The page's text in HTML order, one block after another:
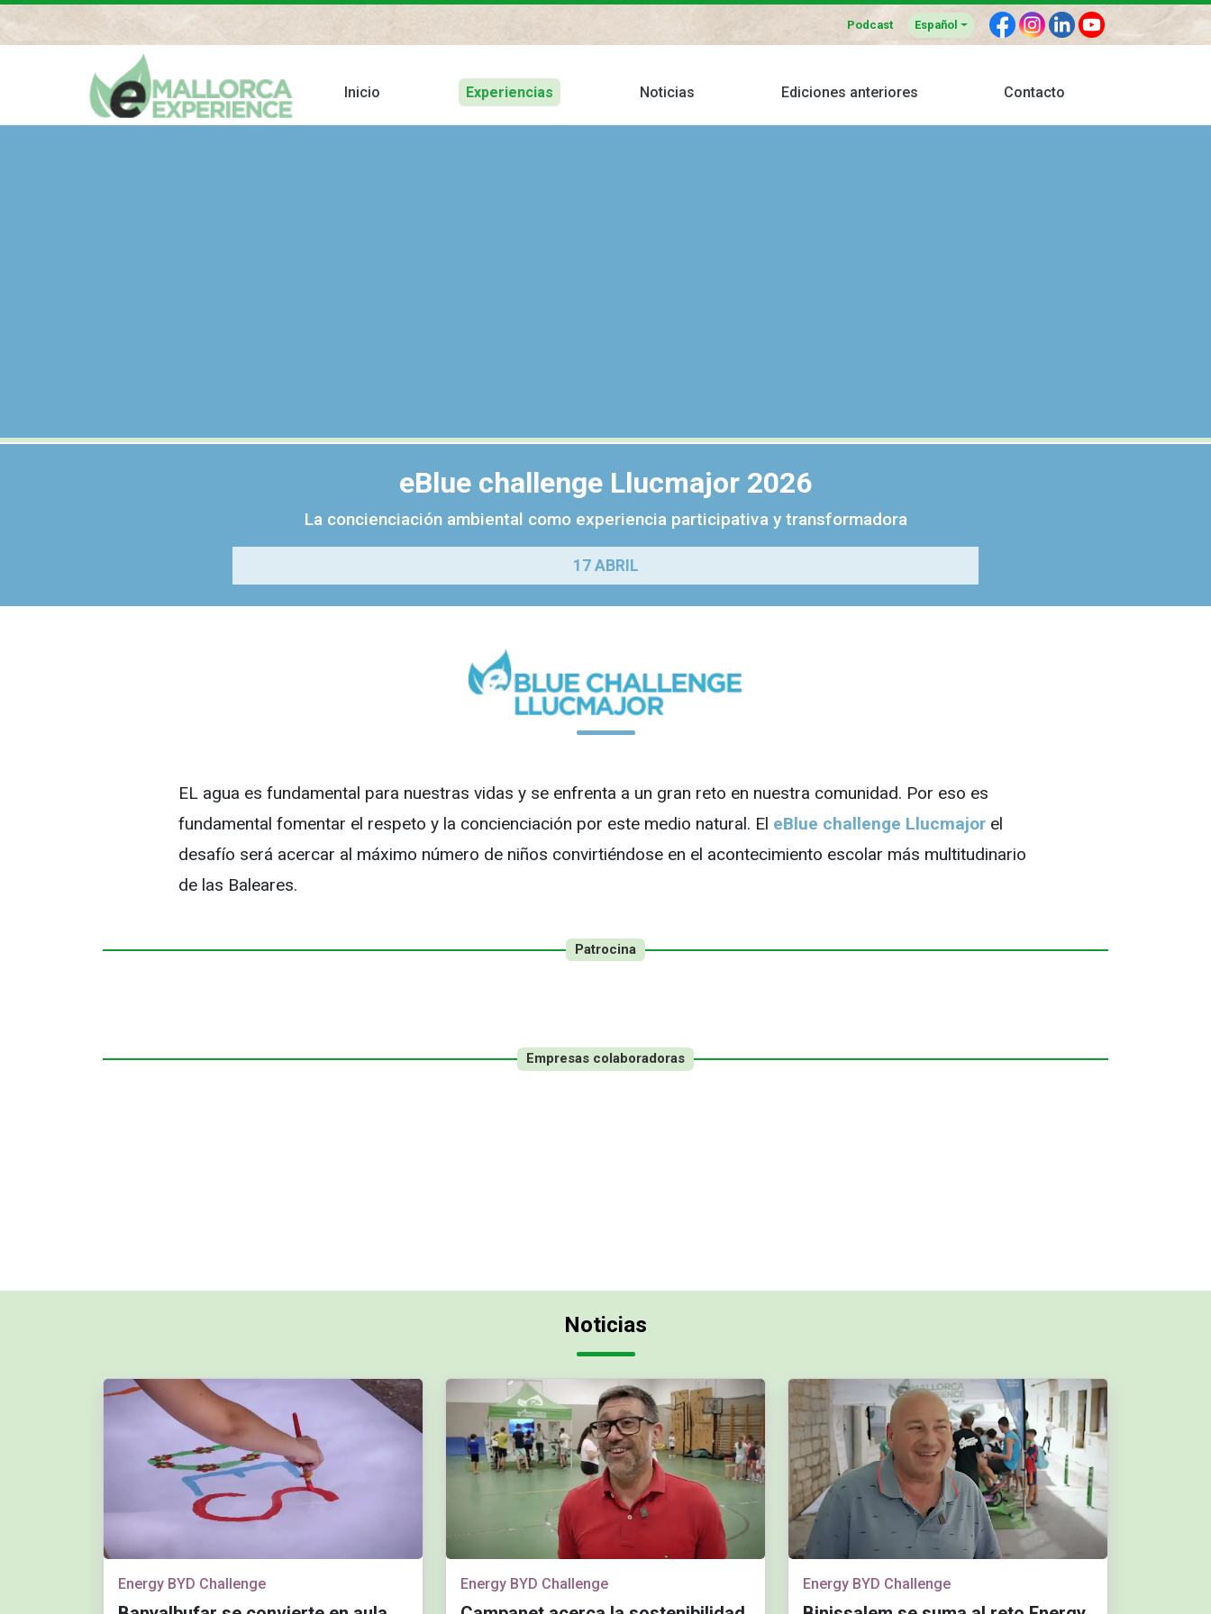
Podcast Español F I L Y
Inicio Experiencias Noticias Ediciones anteriores Contacto
eBlue challenge Llucmajor 2026
La concienciación ambiental como experiencia participativa y transformadora
17 ABRIL
EL agua es fundamental para nuestras vidas y se enfrenta a un gran reto en nuestra comunidad. Por eso es
fundamental fomentar el respeto y la concienciación por este medio natural. El eBlue challenge Llucmajorel
desafío será acercar al máximo número de niños convirtiéndose en el acontecimiento escolar más multitudinario
de las Baleares.
Patrocina
Empresas colaboradoras
Noticias
Energy BYD Challenge Energy BYD Challenge Energy BYD Challenge